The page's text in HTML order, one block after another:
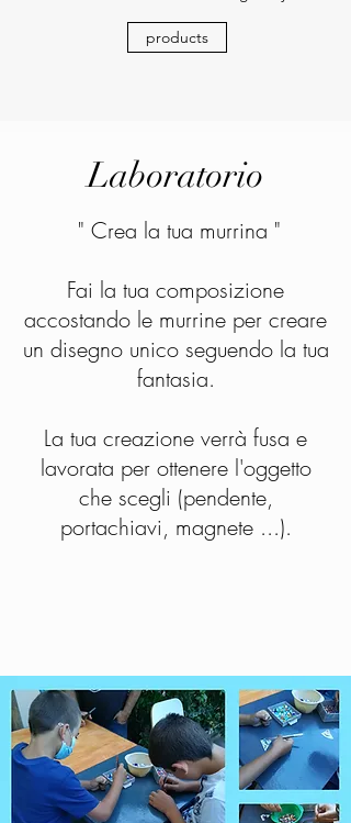
products
Laboratorio
" Crea la tua murrina "
Fai la tua composizione
accostando le murrine per creare
un disegno unico seguendo la tua
fantasia.
La tua creazione verrà fusa e
lavorata per ottenere l'oggetto
che scegli (pendente,
portachiavi, magnete ...).